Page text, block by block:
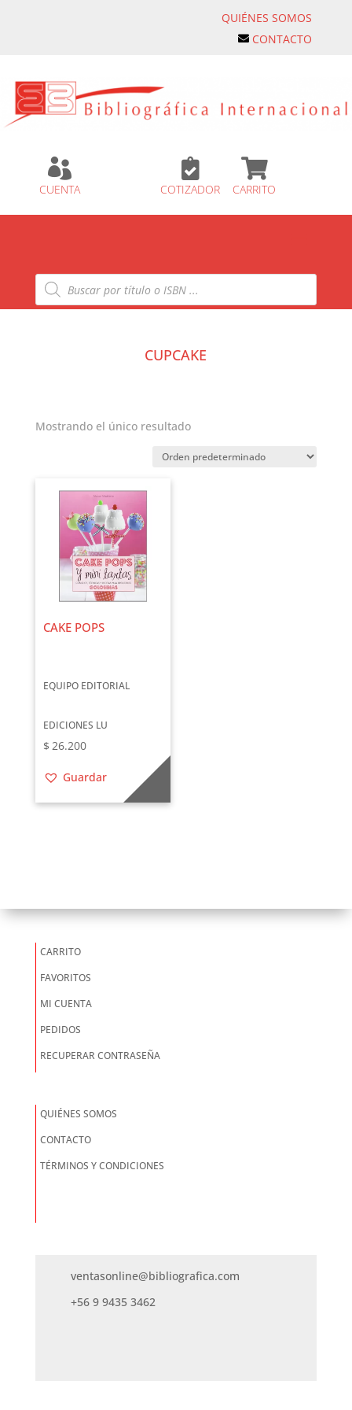
QUIÉNES SOMOS
CONTACTO

CUENTA

COTIZADOR

CARRITO
Búsqueda
de
productos
CUPCAKE
Mostrando el único resultado
CAKE POPS
EQUIPO EDITORIAL
EDICIONES LU
$ 26.200
Guardar
CARRITO
FAVORITOS
MI CUENTA
PEDIDOS
RECUPERAR CONTRASEÑA
QUIÉNES SOMOS
CONTACTO
TÉRMINOS Y CONDICIONES
ventasonline@bibliografica.com
+56 9 9435 3462